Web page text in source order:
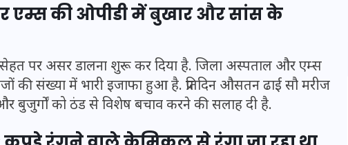
एम्स की ओपीडी में बुखार और सांस के
पर असर डालना शुरू कर दिया है. जिला अस्पताल और एम्स
संख्या में भारी इजाफा हुआ है. प्रतिदिन औसतन ढाई सौ मरीज
बुजुर्गों को ठंड से विशेष बचाव करने की सलाह दी है.